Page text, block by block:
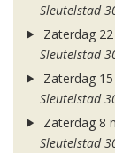
Sleutelstad
Zaterdag
Sleutelstad
Zaterdag
Sleutelstad
Zaterdag 8
Sleutelstad